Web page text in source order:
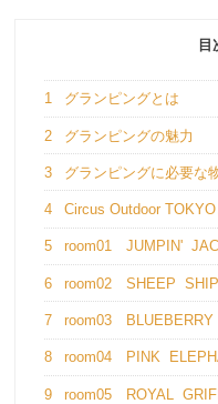
目
1 グランピングとは
2 グランピングの魅力
3 グランピングに必要な
4 Circus Outdoor TOKYO
5 room01 JUMPIN'
6 room02 SHEEP
7 room03 BLUEBERRY
8 room04 PINK
9 room05 ROYAL